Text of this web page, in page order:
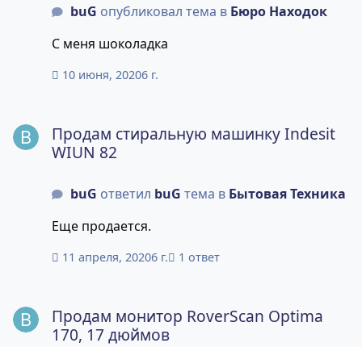
buG опубликовал тема в Бюро Находок
С меня шоколадка
10 июня, 20206 г.
Продам стиральную машинку Indesit
WIUN 82
buG ответил buG тема в Бытовая Техника
Еще продается.
11 апреля, 20206 г. 1 ответ
Продам монитор RoverScan Optima
170, 17 дюймов